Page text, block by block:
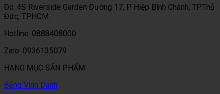
Đc: 4S Riverside Garden Đường 17, P. Hiệp Bình Chánh, TP.Thủ
Đức, TP.HCM
Hotline: 0888408000
Zalo: 0936135079
HẠNG MỤC SẢN PHẨM
Bảng Vinh Danh